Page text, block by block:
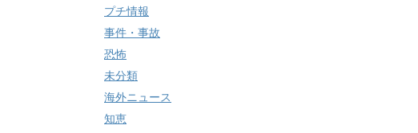
プチ情報
事件・事故
恐怖
未分類
海外ニュース
知恵